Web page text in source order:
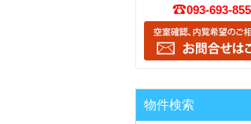
093-693-
物件検索